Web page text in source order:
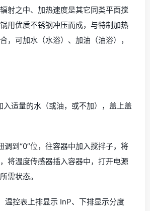
射之中、加热速度是其它同类平面搅
用优质不锈钢冲压而成，与特制加热
，可加水（水浴）、加油（油浴），
入适量的水（或油，或不加），盖上盖
调到“0”位，往容器中加入搅拌子，将
将温度传感器插入容器中，打开电源
需状态。
温控表上排显示 InP、下排显示分度